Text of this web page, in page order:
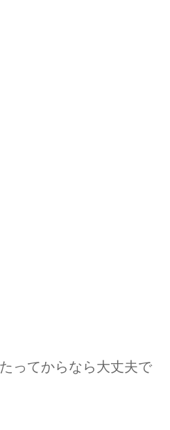
ってからなら大丈夫で